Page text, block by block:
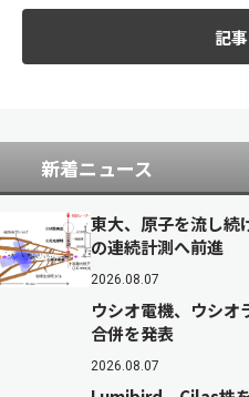
記
新着ニュース
東大、原子を流し
の連続計測へ前進
2026.08.07
ウシオ電機、ウシオ
合併を発表
2026.08.07